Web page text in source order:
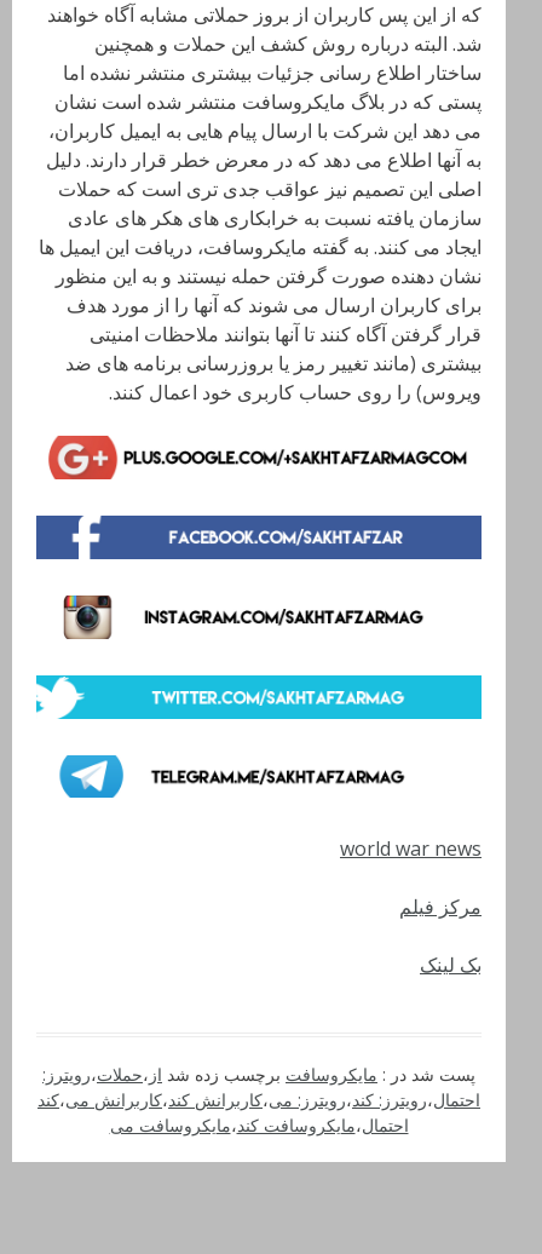
که از این پس کاربران از بروز حملاتی مشابه آگاه خواهند
شد. البته درباره روش کشف این حملات و همچنین
ساختار اطلاع رسانی جزئیات بیشتری منتشر نشده اما
پستی که در بلاگ مایکروسافت منتشر شده است نشان
می دهد این شرکت با ارسال پیام هایی به ایمیل کاربران،
به آنها اطلاع می دهد که در معرض خطر قرار دارند. دلیل
اصلی این تصمیم نیز عواقب جدی تری است که حملات
سازمان یافته نسبت به خرابکاری های هکر های عادی
ایجاد می کنند. به گفته مایکروسافت، دریافت این ایمیل ها
نشان دهنده صورت گرفتن حمله نیستند و به این منظور
برای کاربران ارسال می شوند که آنها را از مورد هدف
قرار گرفتن آگاه کنند تا آنها بتوانند ملاحظات امنیتی
بیشتری (مانند تغییر رمز یا بروزرسانی برنامه های ضد
ویروس) را روی حساب کاربری خود اعمال کنند.
world war news
مرکز فیلم
بک لینک
پست شد در : مایکروسافت برچسب زده شد از ،حملات،رویترز:
احتمال،رویترز: کند،رویترز: می،کاربرانش کند،کاربرانش می،کند
احتمال،مایکروسافت کند،مایکروسافت می